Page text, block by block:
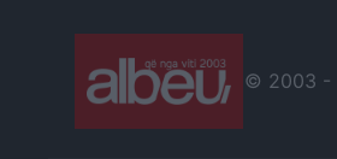
© 2003 -